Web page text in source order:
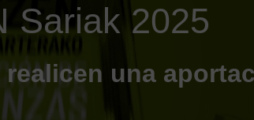
Sariak 2025
realicen una